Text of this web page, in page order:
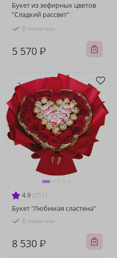
Букет из зефирных цветов
"Сладкий рассвет"
В наличии
5 570 ₽
4.9 (251)
Букет "Любимая сластена"
В наличии
8 530 ₽